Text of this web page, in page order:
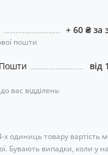
пошти
+ 60 ₴ за
вас відділень
від
одиниць товару вартість
Бувають випадки, коли у